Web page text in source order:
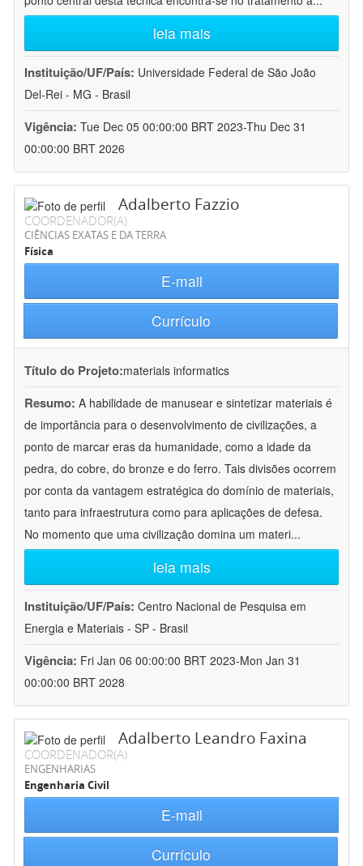
leia mais
Instituição/UF/País: Universidade Federal de São João
Del-Rei - MG - Brasil
Vigência: Tue Dec 05 00:00:00 BRT 2023-Thu Dec 31
00:00:00 BRT 2026
Adalberto Fazzio
COORDENADOR(A)
CIÊNCIAS EXATAS E DA TERRA
Física
E-mail
Currículo
Título do Projeto:materials informatics
Resumo: A habilidade de manusear e sintetizar materiais é
de importância para o desenvolvimento de civilizações, a
ponto de marcar eras da humanidade, como a idade da
pedra, do cobre, do bronze e do ferro. Tais divisões ocorrem
por conta da vantagem estratégica do domínio de materiais,
tanto para infraestrutura como para aplicações de defesa.
No momento que uma civilização domina um materi...
leia mais
Instituição/UF/País: Centro Nacional de Pesquisa em
Energia e Materiais - SP - Brasil
Vigência: Fri Jan 06 00:00:00 BRT 2023-Mon Jan 31
00:00:00 BRT 2028
Adalberto Leandro Faxina
COORDENADOR(A)
ENGENHARIAS
Engenharia Civil
E-mail
Currículo